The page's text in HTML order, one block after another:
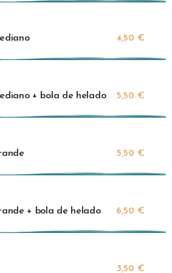
4,50 €
+ bola de helado 5,50 €
5,50 €
+ bola de helado 6,50 €
3,50 €